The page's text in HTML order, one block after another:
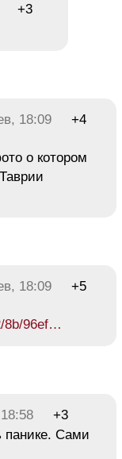
+3
18:09 +4
о котором
18:09 +5
8b/96ef…
+3
панике. Сами